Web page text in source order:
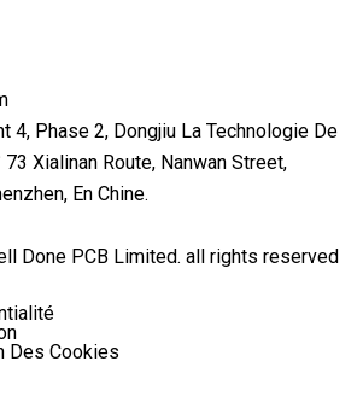
4, Phase 2, Dongjiu La Technologie De
73 Xialinan Route, Nanwan Street,
En Chine.
Done PCB Limited. all rights reserved
Des Cookies